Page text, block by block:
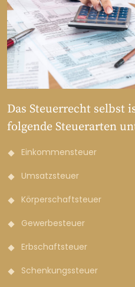
Das Steuerrecht selbst
folgende Steuerarten
Einkommensteuer
Umsatzsteuer
Körperschaftsteuer
Gewerbesteuer
Erbschaftsteuer
Schenkungssteuer